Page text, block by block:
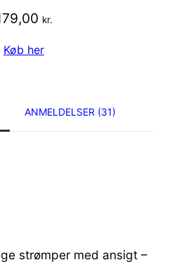
kr.
Køb her
ANMELDELSER (31)
strømper med ansigt –